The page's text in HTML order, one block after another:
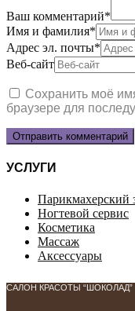
Ваш комментарий*
Имя и фамилия*
Адрес эл. почты*
Веб-сайт
Сохранить моё
браузере для
УСЛУГИ
Парикмахерский
Ногтевой сервис
Косметика
Массаж
Аксессуары
САЛОН КРАСОТЫ “ШОКОЛАД”